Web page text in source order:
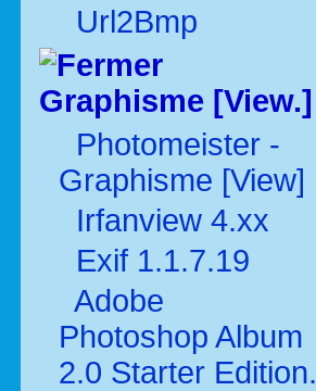
Url2Bmp
Graphisme [View.]
Photomeister -
Graphisme [View]
Irfanview 4.xx
Exif 1.1.7.19
Adobe
Photoshop Album
2.0 Starter Edition.